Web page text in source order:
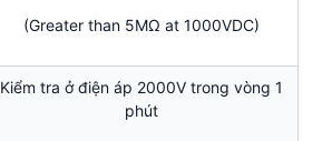
(Greater than 5MΩ at 1000VDC)
Kiểm tra ở điện áp 2000V trong vòng 1
phút